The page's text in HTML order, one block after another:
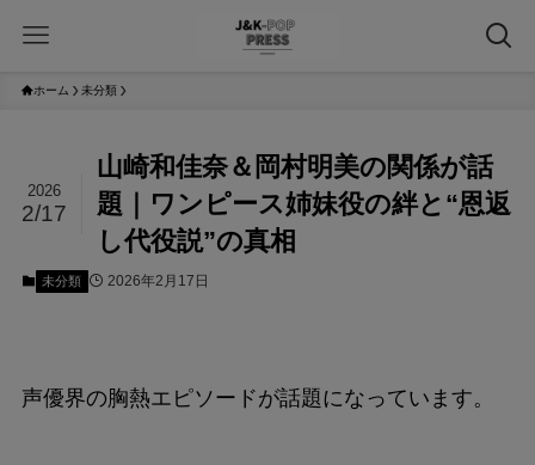
ホーム 未分類
山崎和佳奈＆岡村明美の関係が話
題｜ワンピース姉妹役の絆と“恩返
し代役説”の真相
2026
2/17
未分類 2026年2月17日
声優界の胸熱エピソードが話題になっています。